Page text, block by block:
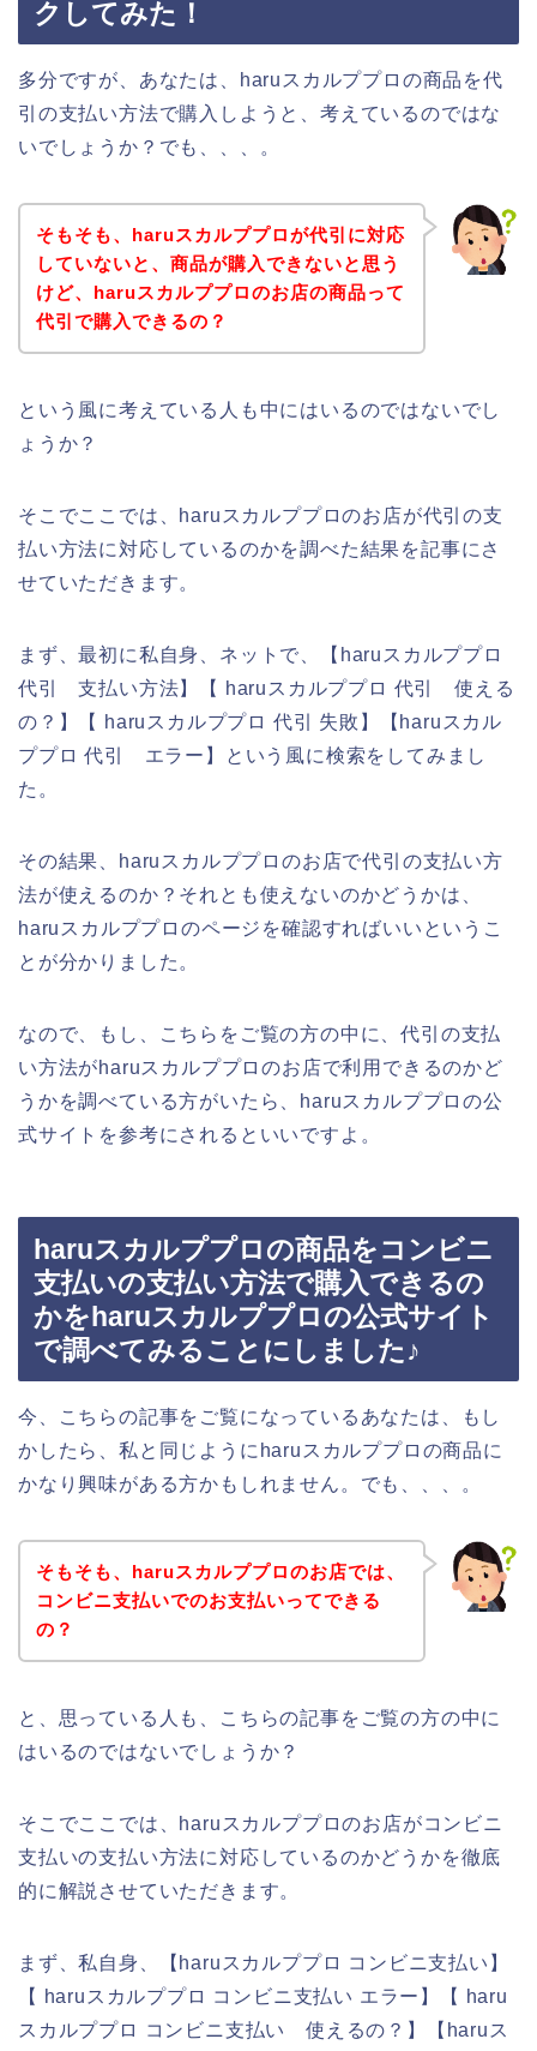
クしてみた！
多分ですが、あなたは、haruスカルププロの商品を代
引の支払い方法で購入しようと、考えているのではな
いでしょうか？でも、、、。
そもそも、haruスカルププロが代引に対応
していないと、商品が購入できないと思う
けど、haruスカルププロのお店の商品って
代引で購入できるの？
という風に考えている人も中にはいるのではないでし
ょうか？
そこでここでは、haruスカルププロのお店が代引の支
払い方法に対応しているのかを調べた結果を記事にさ
せていただきます。
まず、最初に私自身、ネットで、【haruスカルププロ
代引 支払い方法】【 haruスカルププロ 代引 使える
の？】【 haruスカルププロ 代引 失敗】【haruスカル
ププロ 代引 エラー】という風に検索をしてみまし
た。
その結果、haruスカルププロのお店で代引の支払い方
法が使えるのか？それとも使えないのかどうかは、
haruスカルププロのページを確認すればいいというこ
とが分かりました。
なので、もし、こちらをご覧の方の中に、代引の支払
い方法がharuスカルププロのお店で利用できるのかど
うかを調べている方がいたら、haruスカルププロの公
式サイトを参考にされるといいですよ。
haruスカルププロの商品をコンビニ
支払いの支払い方法で購入できるの
かをharuスカルププロの公式サイト
で調べてみることにしました♪
今、こちらの記事をご覧になっているあなたは、もし
かしたら、私と同じようにharuスカルププロの商品に
かなり興味がある方かもしれません。でも、、、。
そもそも、haruスカルププロのお店では、
コンビニ支払いでのお支払いってできる
の？
と、思っている人も、こちらの記事をご覧の方の中に
はいるのではないでしょうか？
そこでここでは、haruスカルププロのお店がコンビニ
支払いの支払い方法に対応しているのかどうかを徹底
的に解説させていただきます。
まず、私自身、【haruスカルププロ コンビニ支払い】
【 haruスカルププロ コンビニ支払い エラー】【 haru
スカルププロ コンビニ支払い 使えるの？】【haruス